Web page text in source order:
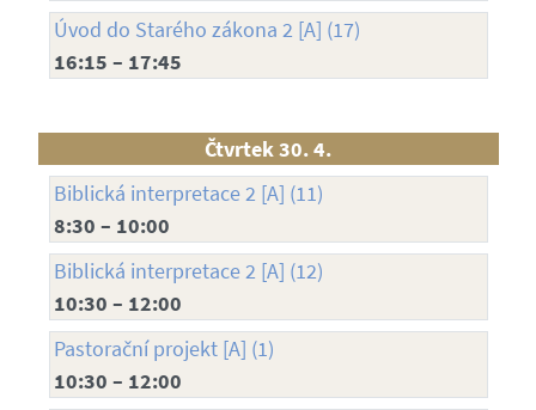
Úvod do Starého zákona 2 [A] (17)
16:15 – 17:45
Čtvrtek 30. 4.
Biblická interpretace 2 [A] (11)
8:30 – 10:00
Biblická interpretace 2 [A] (12)
10:30 – 12:00
Pastorační projekt [A] (1)
10:30 – 12:00